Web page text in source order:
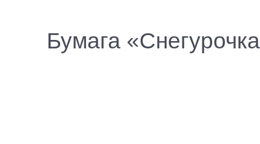
Бумага